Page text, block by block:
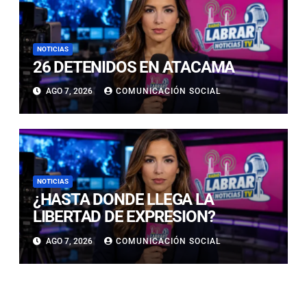
NOTICIAS
26 DETENIDOS EN ATACAMA
AGO 7, 2026 COMUNICACIÓN SOCIAL
NOTICIAS
¿HASTA DONDE LLEGA LA
LIBERTAD DE EXPRESION?
AGO 7, 2026 COMUNICACIÓN SOCIAL